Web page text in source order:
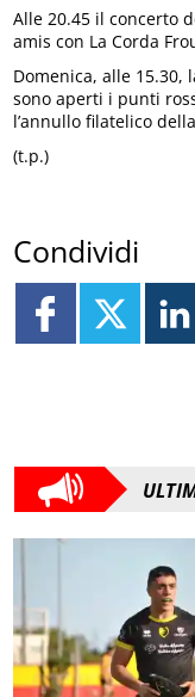
Alle 20.45 il concerto
amis con La Corda
Domenica, alle
sono aperti i punti
l’annullo filatelico
(t.p.)
Condividi